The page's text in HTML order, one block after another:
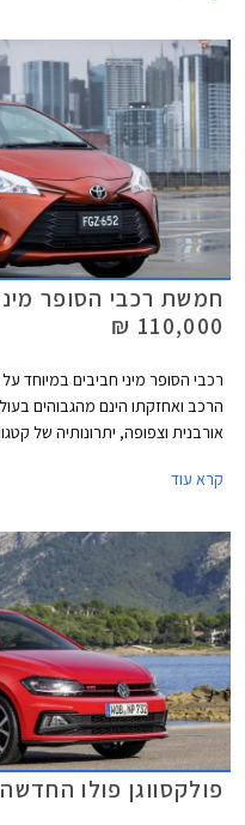
חמשת רכבי הסופר
110,000 ₪
רכבי הסופר מיני חביבים במיוחד
הרכב ואחזקתו הינם מהגבוהים
אורבנית וצפופה, יתרונותיה של
האחרונות עברה הקטגוריה מהפכה
מרחב ונפח הטענה כשל משפחתית
ואבזור נוחות שהיו עד לא מזמן
אל רכבי הסופר מיני, ובחלקן אף
₪.
קרא עוד
פולקסווגן פולו החדשה 2018 מושקת בישראל